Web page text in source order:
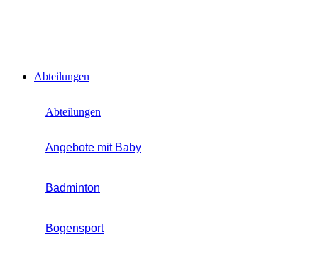
Abteilungen
Abteilungen
Angebote mit Baby
Badminton
Bogensport